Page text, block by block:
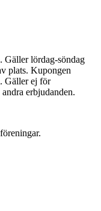
Gäller lördag-söndag
plats. Kupongen
Gäller ej för
erbjudanden.